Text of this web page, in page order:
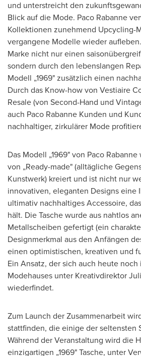
und unterstreicht den
Blick auf die Mode. Paco Rabanne
Kollektionen zunehmend Upcycling-
vergangene Modelle wieder
Marke nicht nur einen
sondern durch den lebenslangen
Modell „1969" zusätzlich einen
Durch das Know-how von Vestiaire
Resale (von Second-Hand und
auch Paco Rabanne Kunden und
nachhaltiger, zirkulärer Mode
Das Modell „1969" von Paco
von „Ready-made" (alltägliche
Kunstwerk) kreiert und ist nicht nur
innovativen, eleganten Designs eine
ultimativ nachhaltiges Accessoire,
hält. Die Tasche wurde aus nahtlos
Metallscheiben gefertigt (ein
Designmerkmal aus den Anfängen
einen optimistischen, kreativen und
Ein Ansatz, der sich auch heute
Modehauses unter Kreativdirektor
wiederfindet.
Zum Launch der Zusammenarbeit
stattfinden, die einige der seltensten
Während der Veranstaltung wird die
einzigartigen „1969" Tasche, unter